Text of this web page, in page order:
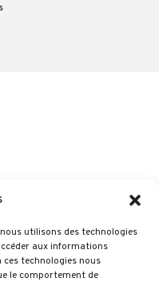
utilisons des technologies
aux informations
technologies nous
le comportement de